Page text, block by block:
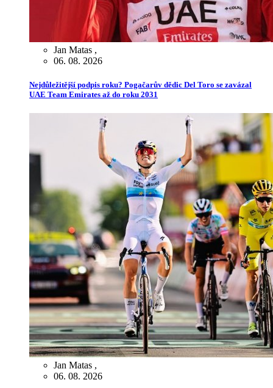
Jan Matas ,
06. 08. 2026
Nejdůležitější podpis roku? Pogačarův dědic Del Toro se zavázal
UAE Team Emirates až do roku 2031
Jan Matas ,
06. 08. 2026